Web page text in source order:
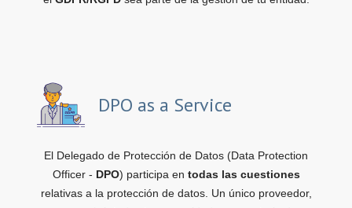
DPO as a Service
El Delegado de Protección de Datos (Data Protection
Officer - DPO) participa en todas las cuestiones
relativas a la protección de datos. Un único proveedor,